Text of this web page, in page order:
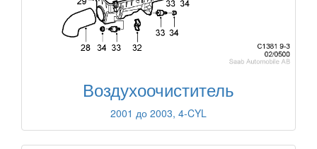
Воздухоочиститель
2001 до 2003, 4-CYL